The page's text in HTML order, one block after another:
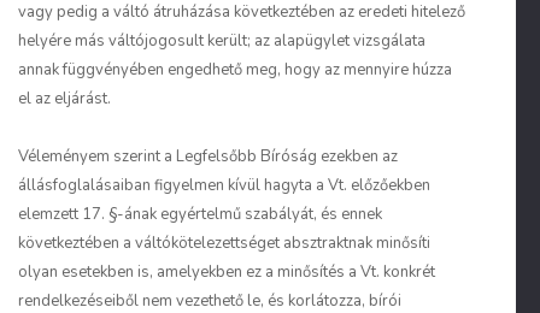
vagy pedig a váltó átruházása következtében az eredeti hitelező
helyére más váltójogosult került; az alapügylet vizsgálata
annak függvényében engedhető meg, hogy az mennyire húzza
el az eljárást.
Véleményem szerint a Legfelsőbb Bíróság ezekben az
állásfoglalásaiban figyelmen kívül hagyta a Vt. előzőekben
elemzett 17. §-ának egyértelmű szabályát, és ennek
következtében a váltókötelezettséget absztraktnak minősíti
olyan esetekben is, amelyekben ez a minősítés a Vt. konkrét
rendelkezéseiből nem vezethető le, és korlátozza, bírói